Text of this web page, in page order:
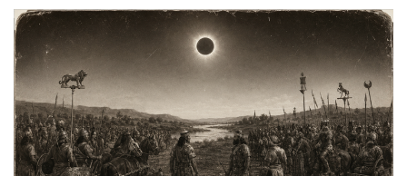
kerfi, en sveigj­an­leiki til lausna er um­tals­verð­ur.